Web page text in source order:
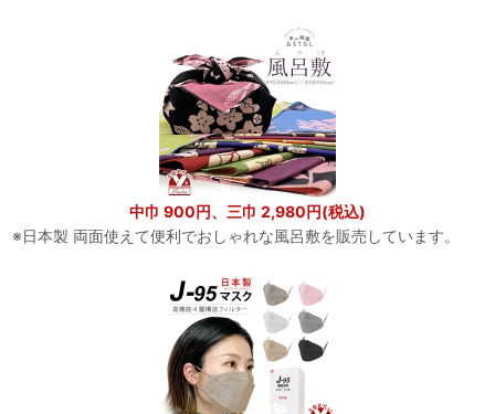
中巾 900円、三巾 2,980円(税込)
※日本製 両面使えて便利でおしゃれな風呂敷を販売しています。